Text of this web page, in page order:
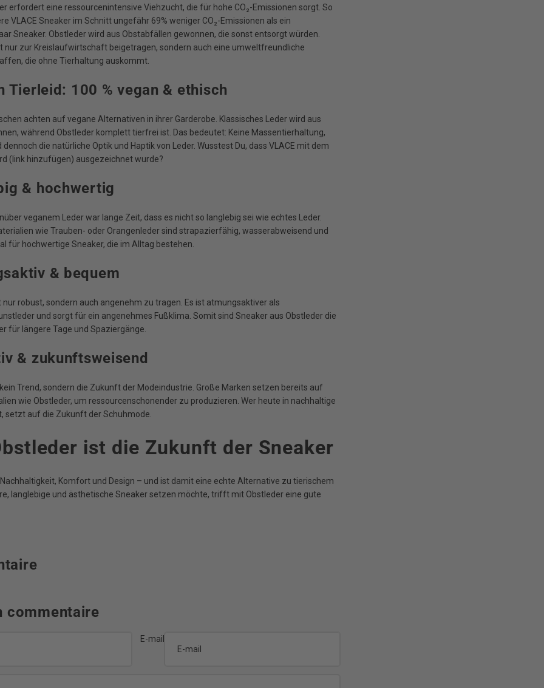
erfordert eine ressourcenintensive Viehzucht, die für hohe CO₂-Emissionen sorgt. So
VLACE Sneaker im Schnitt ungefähr 69% weniger CO₂-Emissionen als ein
Sneaker. Obstleder wird aus Obstabfällen gewonnen, die sonst entsorgt würden.
nur zur Kreislaufwirtschaft beigetragen, sondern auch eine umweltfreundliche
die ohne Tierhaltung auskommt.
Tierleid: 100 % vegan & ethisch
achten auf vegane Alternativen in ihrer Garderobe. Klassisches Leder wird aus
während Obstleder komplett tierfrei ist. Das bedeutet: Keine Massentierhaltung,
die natürliche Optik und Haptik von Leder. Wusstest Du, dass VLACE mit dem
(link hinzufügen) ausgezeichnet wurde?
& hochwertig
veganem Leder war lange Zeit, dass es nicht so langlebig sei wie echtes Leder.
wie Trauben- oder Orangenleder sind strapazierfähig, wasserabweisend und
für hochwertige Sneaker, die im Alltag bestehen.
& bequem
robust, sondern auch angenehm zu tragen. Es ist atmungsaktiver als
und sorgt für ein angenehmes Fußklima. Somit sind Sneaker aus Obstleder die
für längere Tage und Spaziergänge.
& zukunftsweisend
Trend, sondern die Zukunft der Modeindustrie. Große Marken setzen bereits auf
wie Obstleder, um ressourcenschonender zu produzieren. Wer heute in nachhaltige
setzt auf die Zukunft der Schuhmode.
ist die Zukunft der Sneaker
Komfort und Design – und ist damit eine echte Alternative zu tierischem
langlebige und ästhetische Sneaker setzen möchte, trifft mit Obstleder eine gute
commentaire
E-mail